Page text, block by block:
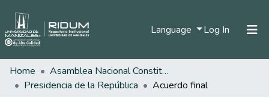
Language Log In (current)
Home
Asamblea Nacional Constituyente
Presidencia de la República
Acuerdo final